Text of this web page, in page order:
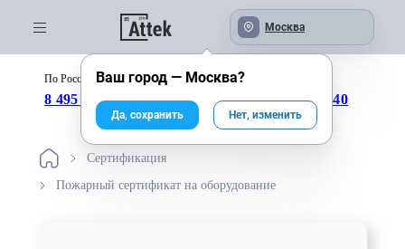
Москва
По России бесплатно:
8 495 246-04-43 8 800 333-25-40
Сертификация
Пожарный сертификат на оборудование
Ваш город — Москва?
Да, сохранить Нет, изменить